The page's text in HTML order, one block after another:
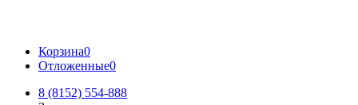
Корзина0
Отложенные0
8 (8152) 554-888